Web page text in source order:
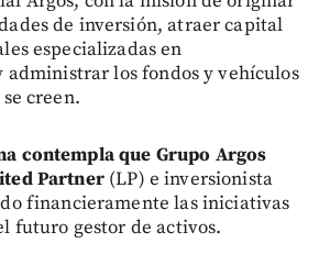
de inversión, atraer capital
especializadas en
los fondos y vehículos
creen.
contempla que Grupo Argos
Partner (LP) e inversionista
financieramente las iniciativas
futuro gestor de activos.